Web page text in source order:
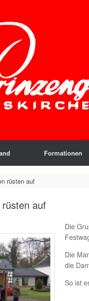
Formationen
rüsten auf
auf
Die
Die
die
So ist